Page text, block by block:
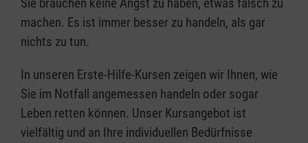
Sie brauchen keine Angst zu haben, etwas falsch zu
machen. Es ist immer besser zu handeln, als gar
nichts zu tun.
In unseren Erste-Hilfe-Kursen zeigen wir Ihnen, wie
Sie im Notfall angemessen handeln oder sogar
Leben retten können. Unser Kursangebot ist
vielfältig und an Ihre individuellen Bedürfnisse